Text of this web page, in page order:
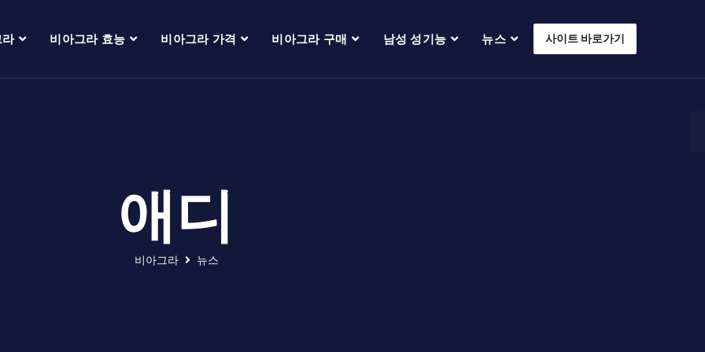
비아그라 효능 비아그라 가격 비아그라 구매 남성 성기능 뉴스 사이트 바로가기
애디
비아그라 뉴스